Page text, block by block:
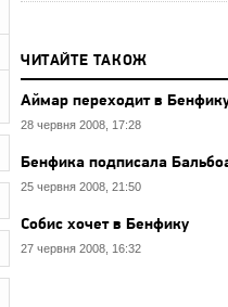
ЧИТАЙТЕ ТАКОЖ
Аймар переходит в
28 червня 2008, 17:28
Бенфика подписала
25 червня 2008, 21:50
Собис хочет в Бенфику
27 червня 2008, 16:32